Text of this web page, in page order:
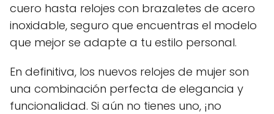
cuero hasta relojes con brazaletes de acero
inoxidable, seguro que encuentras el modelo
que mejor se adapte a tu estilo personal.
En definitiva, los nuevos relojes de mujer son
una combinación perfecta de elegancia y
funcionalidad. Si aún no tienes uno, ¡no